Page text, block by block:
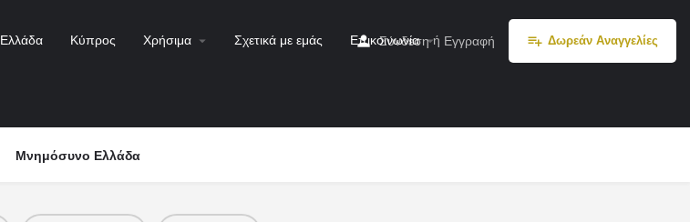
Ελλάδα Κύπρος Χρήσιμα Σχετικά με εμάς Επικοινωνία
Σύνδεση ή Εγγραφή Δωρεάν Αναγγελίες
Μνημόσυνο Ελλάδα